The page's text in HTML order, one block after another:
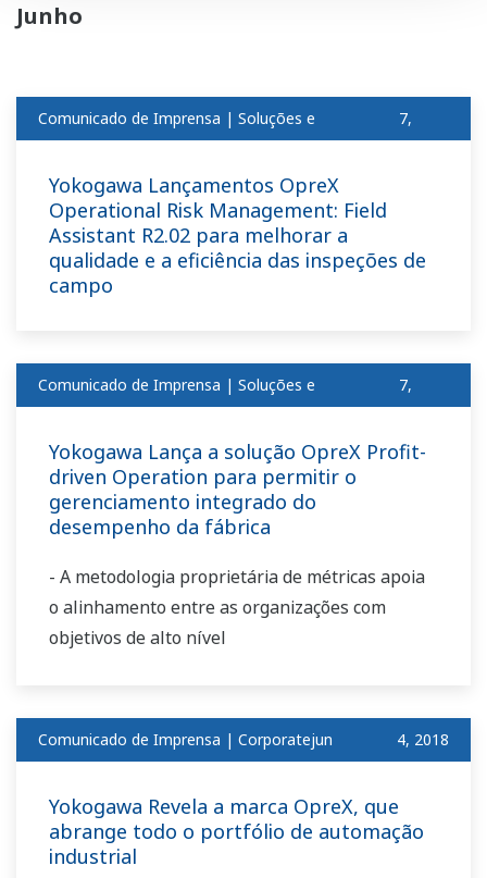
Junho
Comunicado de Imprensa | Soluções e 7,
Yokogawa Lançamentos OpreX
Operational Risk Management: Field
Assistant R2.02 para melhorar a
qualidade e a eficiência das inspeções de
campo
Comunicado de Imprensa | Soluções e 7,
Yokogawa Lança a solução OpreX Profit-
driven Operation para permitir o
gerenciamento integrado do
desempenho da fábrica
- A metodologia proprietária de métricas apoia
o alinhamento entre as organizações com
objetivos de alto nível
Comunicado de Imprensa | Corporatejun 4, 2018
Yokogawa Revela a marca OpreX, que
abrange todo o portfólio de automação
industrial